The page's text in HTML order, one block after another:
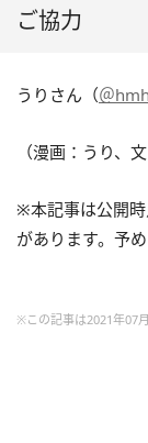
ご協力
うりさん（＠
（漫画：うり、
※本記事は公開
があります。予
※この記事は2021年07